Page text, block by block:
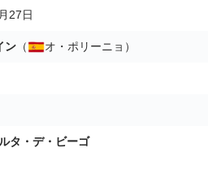
27日
ン （ オ・ポリーニョ）
タ・デ・ビーゴ